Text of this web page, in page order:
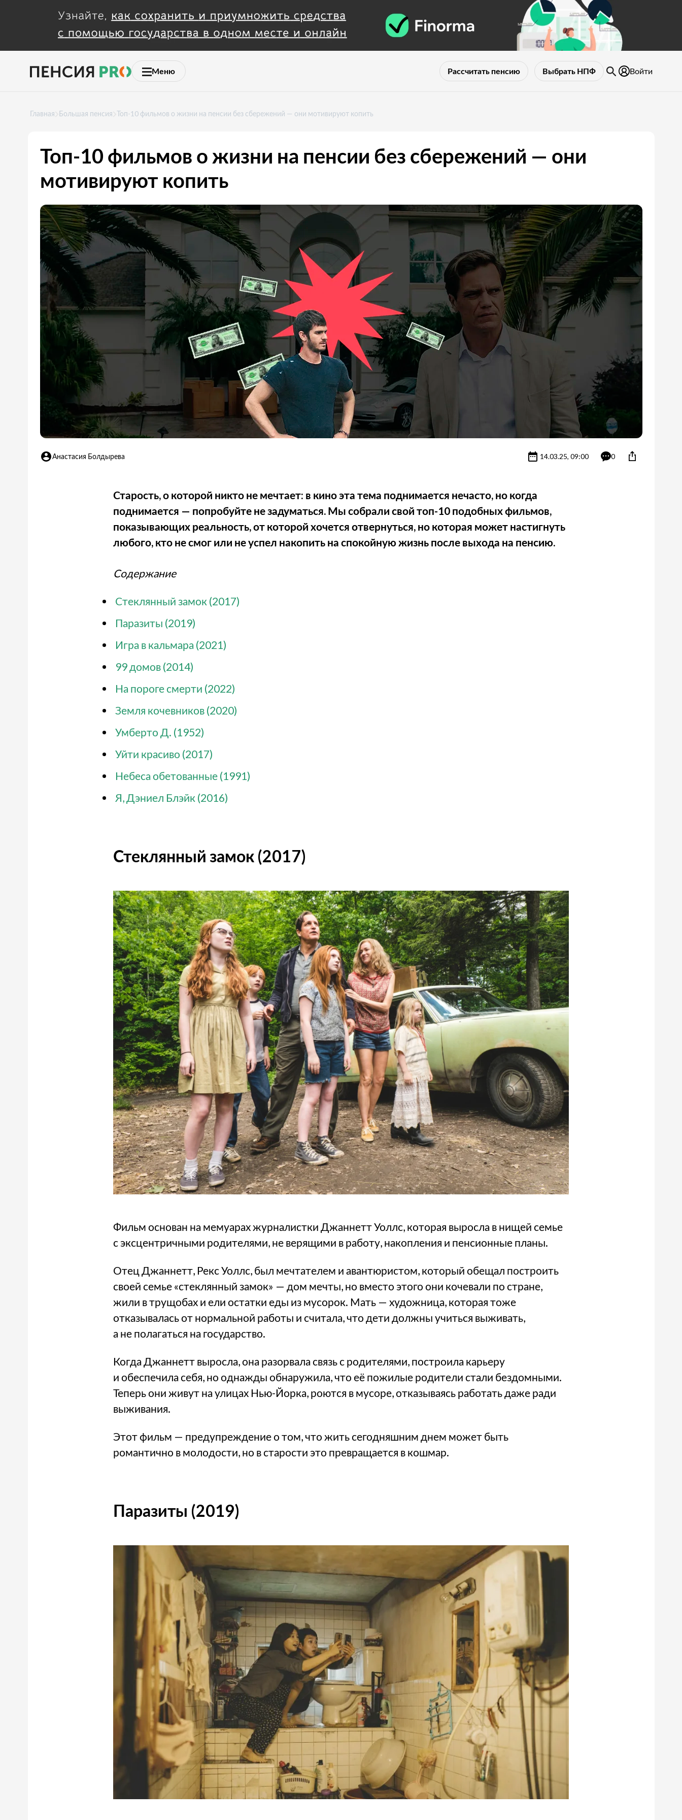
Меню Рассчитать пенсию Выбрать НПФ Войти
Главная Большая пенсия Топ-10 фильмов о жизни на пенсии без сбережений — они мотивируют копить
Топ-10 фильмов о жизни на пенсии без сбережений — они
мотивируют копить
Анастасия Болдырева 14.03.25, 09:00 0
Старость, о которой никто не мечтает: в кино эта тема поднимается нечасто, но когда
поднимается — попробуйте не задуматься. Мы собрали свой топ-10 подобных фильмов,
показывающих реальность, от которой хочется отвернуться, но которая может настигнуть
любого, кто не смог или не успел накопить на спокойную жизнь после выхода на пенсию.
Содержание
Стеклянный замок (2017)
Паразиты (2019)
Игра в кальмара (2021)
99 домов (2014)
На пороге смерти (2022)
Земля кочевников (2020)
Умберто Д. (1952)
Уйти красиво (2017)
Небеса обетованные (1991)
Я, Дэниел Блэйк (2016)
Стеклянный замок (2017)
Фильм основан на мемуарах журналистки Джаннетт Уоллс, которая выросла в нищей семье
с эксцентричными родителями, не верящими в работу, накопления и пенсионные планы.
Отец Джаннетт, Рекс Уоллс, был мечтателем и авантюристом, который обещал построить
своей семье «стеклянный замок» — дом мечты, но вместо этого они кочевали по стране,
жили в трущобах и ели остатки еды из мусорок. Мать — художница, которая тоже
отказывалась от нормальной работы и считала, что дети должны учиться выживать,
а не полагаться на государство.
Когда Джаннетт выросла, она разорвала связь с родителями, построила карьеру
и обеспечила себя, но однажды обнаружила, что её пожилые родители стали бездомными.
Теперь они живут на улицах Нью-Йорка, роются в мусоре, отказываясь работать даже ради
выживания.
Этот фильм — предупреждение о том, что жить сегодняшним днем может быть
романтично в молодости, но в старости это превращается в кошмар.
Паразиты (2019)